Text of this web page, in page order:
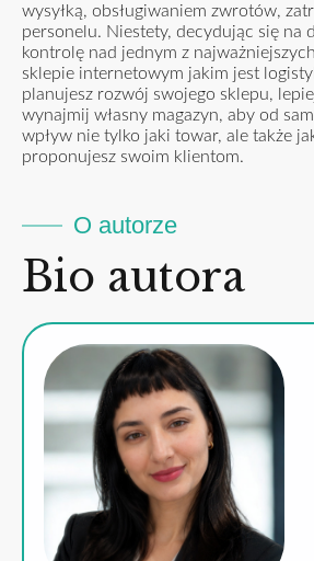
wysyłką, obsługiwaniem zwrotów,
personelu. Niestety, decydując się na
kontrolę nad jednym z
sklepie internetowym jakim jest
planujesz rozwój swojego sklepu,
wynajmij własny magazyn, aby od
wpływ nie tylko jaki towar, ale także
proponujesz swoim klientom.
O autorze
Bio autora